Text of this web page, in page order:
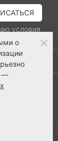
условия
о
—